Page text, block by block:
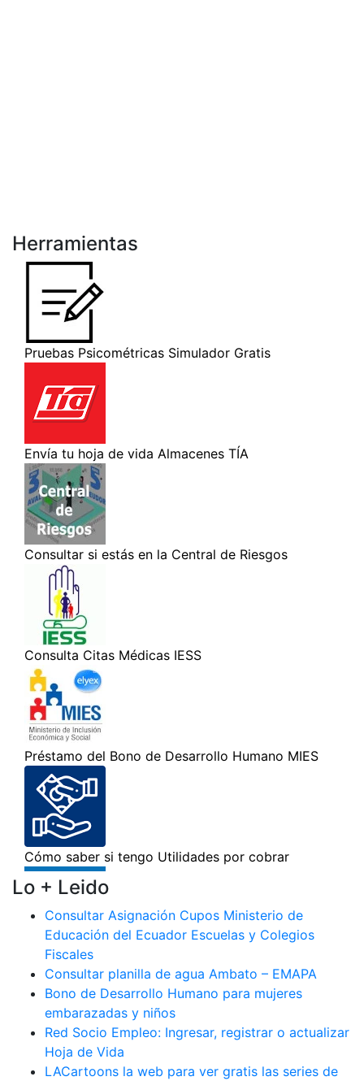
Herramientas
Lo + Leido
Consultar Asignación Cupos Ministerio de
Educación del Ecuador Escuelas y Colegios
Fiscales
Consultar planilla de agua Ambato – EMAPA
Bono de Desarrollo Humano para mujeres
embarazadas y niños
Red Socio Empleo: Ingresar, registrar o actualizar
Hoja de Vida
LACartoons la web para ver gratis las series de